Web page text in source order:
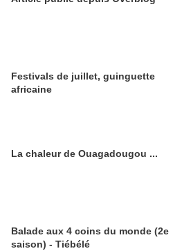
Festivals de juillet, guinguette
africaine
La chaleur de Ouagadougou ...
Balade aux 4 coins du monde (2e
saison) - Tiébélé